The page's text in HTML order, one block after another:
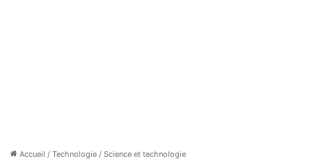
Accueil / Technologie / Science et technologie